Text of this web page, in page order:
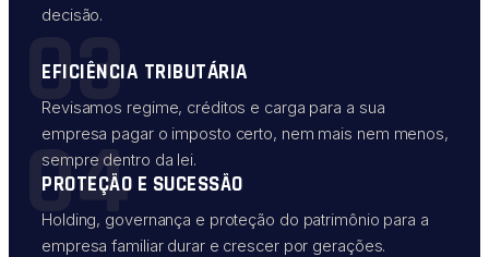
decisão.
03
EFICIÊNCIA TRIBUTÁRIA
Revisamos regime, créditos e carga para a sua
empresa pagar o imposto certo, nem mais nem menos,
sempre dentro da lei.
04
PROTEÇÃO E SUCESSÃO
Holding, governança e proteção do patrimônio para a
empresa familiar durar e crescer por gerações.